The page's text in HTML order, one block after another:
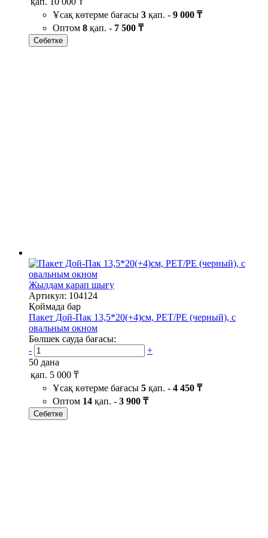
Ұсақ көтерме бағасы 3 қап. - 9 000 ₸
Оптом 8 қап. - 7 500 ₸
Себетке
Жылдам қарап шығу
Артикул: 104124
Қоймада бар
Пакет Дой-Пак 13,5*20(+4)см, PET/PE (черный), с
овальным окном
Бөлшек сауда бағасы:
-
+
50 дана
қап. 5 000 ₸
Ұсақ көтерме бағасы 5 қап. - 4 450 ₸
Оптом 14 қап. - 3 900 ₸
Себетке